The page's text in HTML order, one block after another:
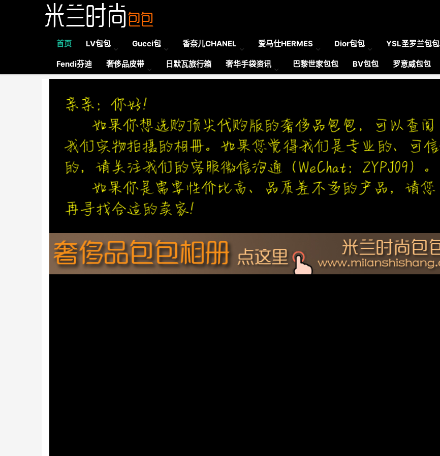
首页 LV包包 Gucci包 香奈儿CHANEL 爱马仕HERMES Dior包包 YSL圣罗兰包包
Fendi芬迪 奢侈品皮带 日默瓦旅行箱 奢华手袋资讯 巴黎世家包包 BV包包 罗意威包包